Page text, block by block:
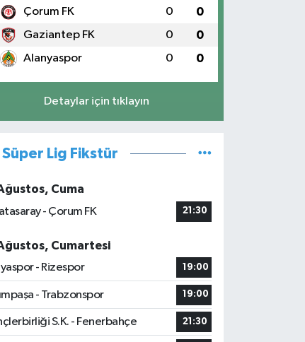
Çorum FK 0 0
Gaziantep FK 0 0
Alanyaspor 0 0
Detaylar için tıklayın
Süper Lig Fikstür
Cuma
- Çorum FK
21:30
Cumartesi
- Rizespor
19:00
- Trabzonspor 19:00
S.K. - Fenerbahçe 21:30